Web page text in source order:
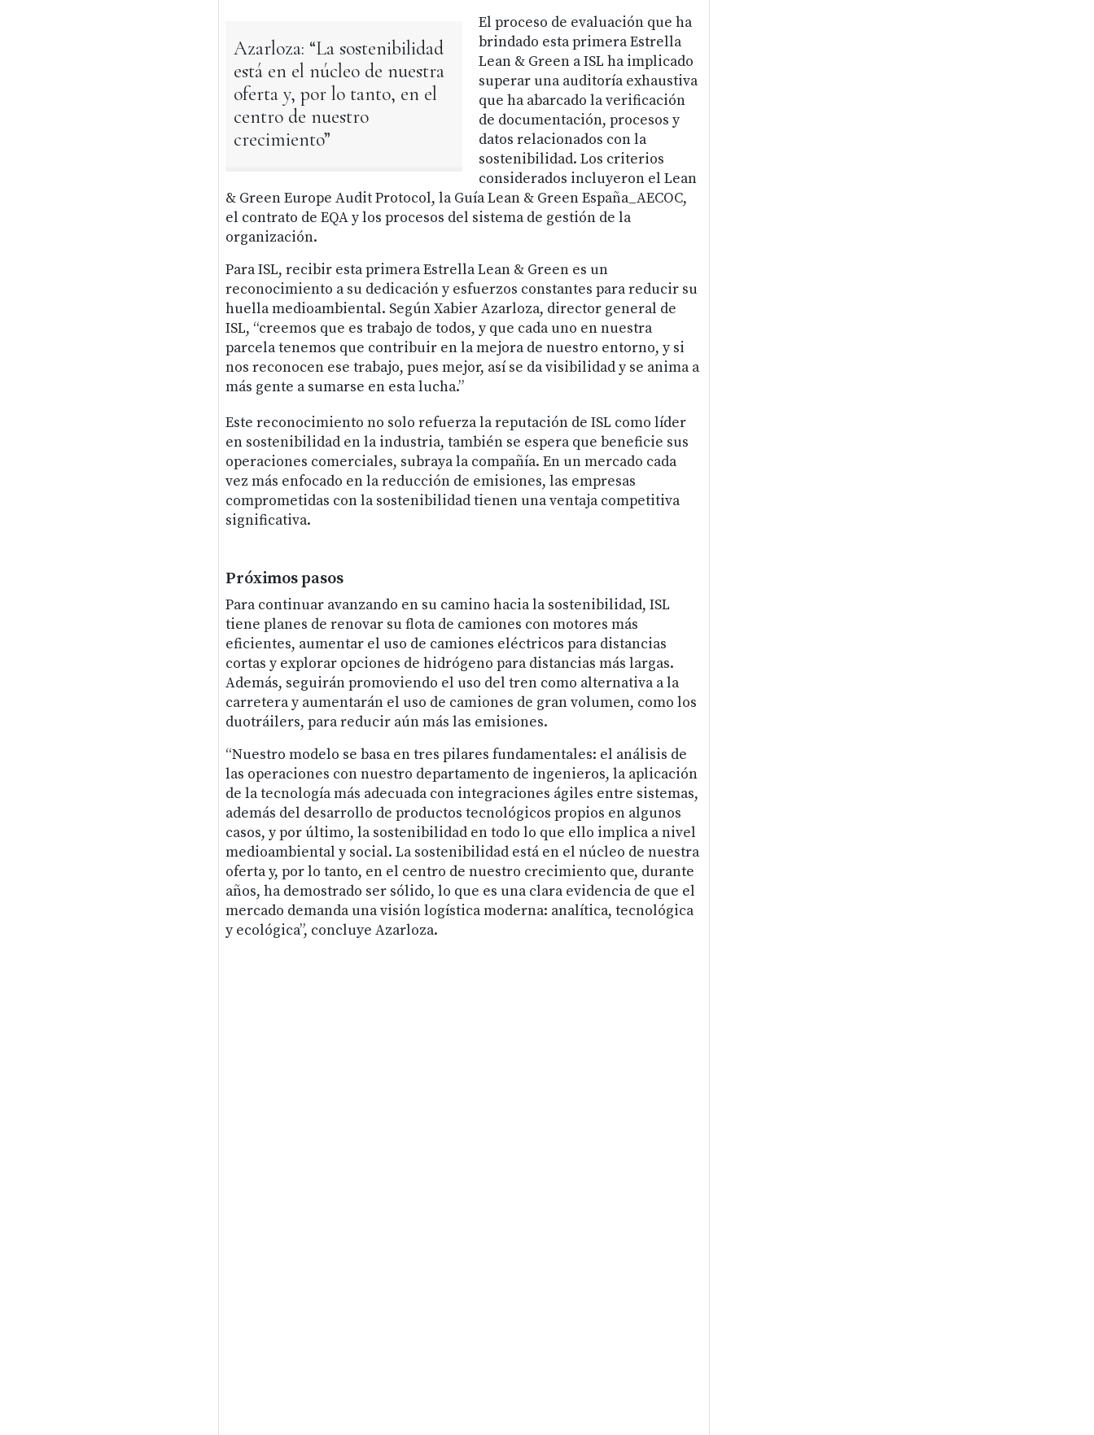
Azarloza: “La sostenibilidad
está en el núcleo de nuestra
oferta y, por lo tanto, en el
centro de nuestro
crecimiento”
El proceso de evaluación que ha
brindado esta primera Estrella
Lean & Green a ISL ha implicado
superar una auditoría exhaustiva
que ha abarcado la verificación
de documentación, procesos y
datos relacionados con la
sostenibilidad. Los criterios
considerados incluyeron el Lean
& Green Europe Audit Protocol, la Guía Lean & Green España_AECOC,
el contrato de EQA y los procesos del sistema de gestión de la
organización.
Para ISL, recibir esta primera Estrella Lean & Green es un
reconocimiento a su dedicación y esfuerzos constantes para reducir su
huella medioambiental. Según Xabier Azarloza, director general de
ISL, “creemos que es trabajo de todos, y que cada uno en nuestra
parcela tenemos que contribuir en la mejora de nuestro entorno, y si
nos reconocen ese trabajo, pues mejor, así se da visibilidad y se anima a
más gente a sumarse en esta lucha.”
Este reconocimiento no solo refuerza la reputación de ISL como líder
en sostenibilidad en la industria, también se espera que beneficie sus
operaciones comerciales, subraya la compañía. En un mercado cada
vez más enfocado en la reducción de emisiones, las empresas
comprometidas con la sostenibilidad tienen una ventaja competitiva
significativa.
Próximos pasos
Para continuar avanzando en su camino hacia la sostenibilidad, ISL
tiene planes de renovar su flota de camiones con motores más
eficientes, aumentar el uso de camiones eléctricos para distancias
cortas y explorar opciones de hidrógeno para distancias más largas.
Además, seguirán promoviendo el uso del tren como alternativa a la
carretera y aumentarán el uso de camiones de gran volumen, como los
duotráilers, para reducir aún más las emisiones.
“Nuestro modelo se basa en tres pilares fundamentales: el análisis de
las operaciones con nuestro departamento de ingenieros, la aplicación
de la tecnología más adecuada con integraciones ágiles entre sistemas,
además del desarrollo de productos tecnológicos propios en algunos
casos, y por último, la sostenibilidad en todo lo que ello implica a nivel
medioambiental y social. La sostenibilidad está en el núcleo de nuestra
oferta y, por lo tanto, en el centro de nuestro crecimiento que, durante
años, ha demostrado ser sólido, lo que es una clara evidencia de que el
mercado demanda una visión logística moderna: analítica, tecnológica
y ecológica”, concluye Azarloza.